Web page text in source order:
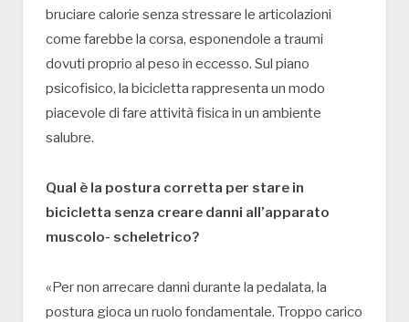
bruciare calorie senza stressare le articolazioni
come farebbe la corsa, esponendole a traumi
dovuti proprio al peso in eccesso. Sul piano
psicofisico, la bicicletta rappresenta un modo
piacevole di fare attività fisica in un ambiente
salubre.
Qual è la postura corretta per stare in
bicicletta senza creare danni all’apparato
muscolo- scheletrico?
«Per non arrecare danni durante la pedalata, la
postura gioca un ruolo fondamentale. Troppo carico